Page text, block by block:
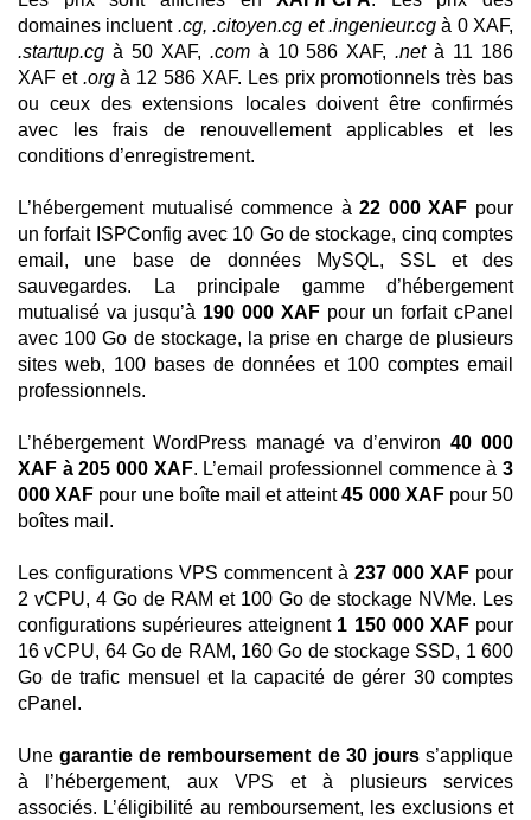
domaines incluent .cg, .citoyen.cg et .ingenieur.cgà 0 XAF,
.startup.cg à 50 XAF, .comà 10 586 XAF,.netà 11 186
XAF et .orgà 12 586 XAF. Les prix promotionnels très bas
ou ceux des extensions locales doivent être confirmés
avec les frais de renouvellement applicables et les
conditions d’enregistrement.
L’hébergement mutualisé commence à22 000 XAF pour
un forfait ISPConfig avec 10 Go de stockage, cinq comptes
email, une base de données MySQL, SSL et des
sauvegardes. La principale gamme d’hébergement
mutualisé va jusqu’à 190 000 XAF pour un forfait cPanel
avec 100 Go de stockage, la prise en charge de plusieurs
sites web, 100 bases de données et 100 comptes email
professionnels.
L’hébergement WordPress managé va d’environ40 000
XAF à 205 000 XAF. L’email professionnel commence à3
000 XAF pour une boîte mail et atteint45 000 XAFpour 50
boîtes mail.
Les configurations VPS commencent à 237 000 XAF pour
2 vCPU, 4 Go de RAM et 100 Go de stockage NVMe. Les
configurations supérieures atteignent 1 150 000 XAFpour
16 vCPU, 64 Go de RAM, 160 Go de stockage SSD, 1 600
Go de trafic mensuel et la capacité de gérer 30 comptes
cPanel.
Unegarantie de remboursement de 30 jourss’applique
à l’hébergement, aux VPS et à plusieurs services
associés. L’éligibilité au remboursement, les exclusions et